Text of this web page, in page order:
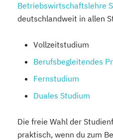
Betriebswirtschaftslehre
deutschlandweit in allen
Vollzeitstudium
Berufsbegleitendes
Fernstudium
Duales Studium
Die freie Wahl der
praktisch, wenn du zum